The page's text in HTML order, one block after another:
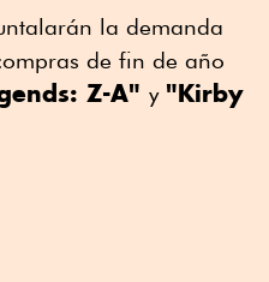
la demanda
de fin de año
Z-A" y "Kirby